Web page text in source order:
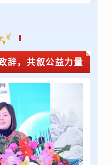
有限公司白云山何济
明
份有限公司市场中心
分销事业部总经理
司 采购专业经理 崔依
辞，共叙公益力量